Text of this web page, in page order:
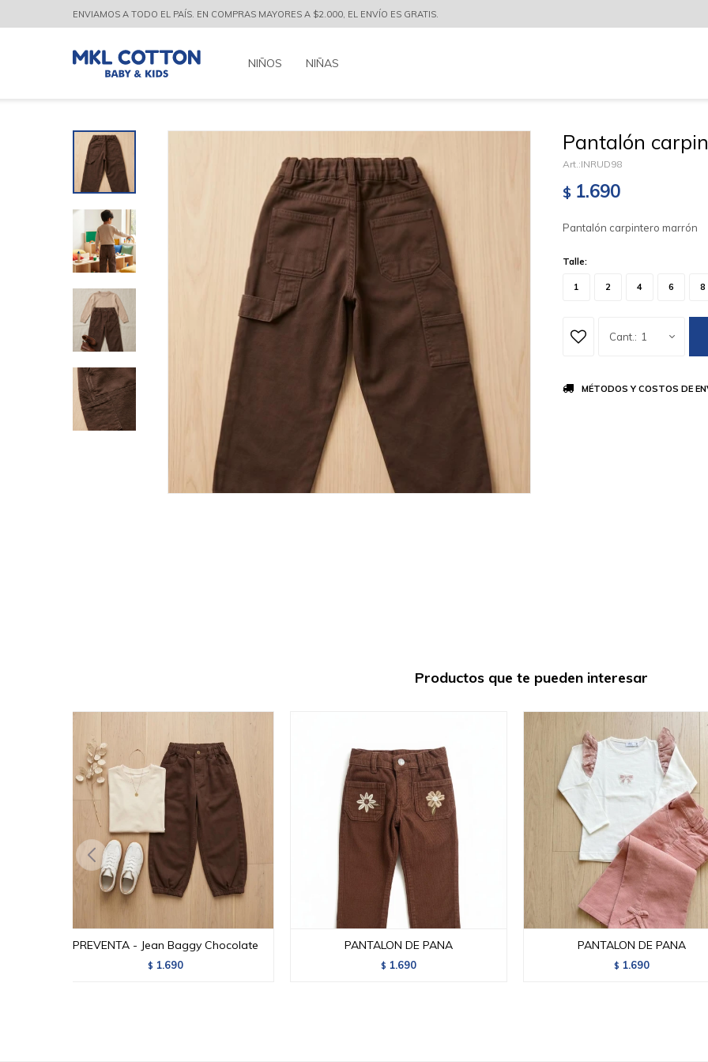
NIÑOS NIÑAS
ENVIAMOS A TODO EL PAÍS. EN COMPRAS MAYORES A $2.000, EL ENVÍO ES GRATIS.
Pantalón
INRUD98
$ 1.690
Pantalón carpintero marrón
Talle:
1 2 4 6 8
1
MÉTODOS Y COSTOS DE
Productos que te pueden interesar
PREVENTA - Jean Baggy Chocolate
$ 1.690
PANTALON DE PANA
$ 1.690
PANTALON DE PANA
$ 1.690